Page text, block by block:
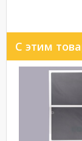
С этим